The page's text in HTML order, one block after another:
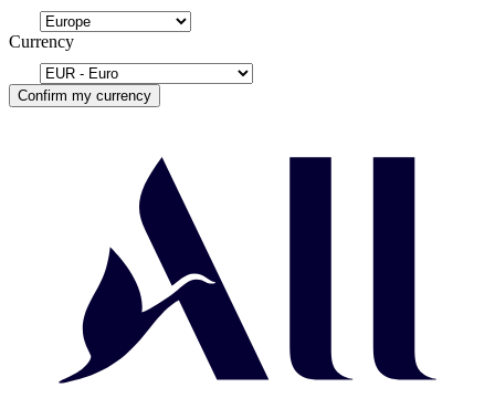
Currency
Confirm my currency